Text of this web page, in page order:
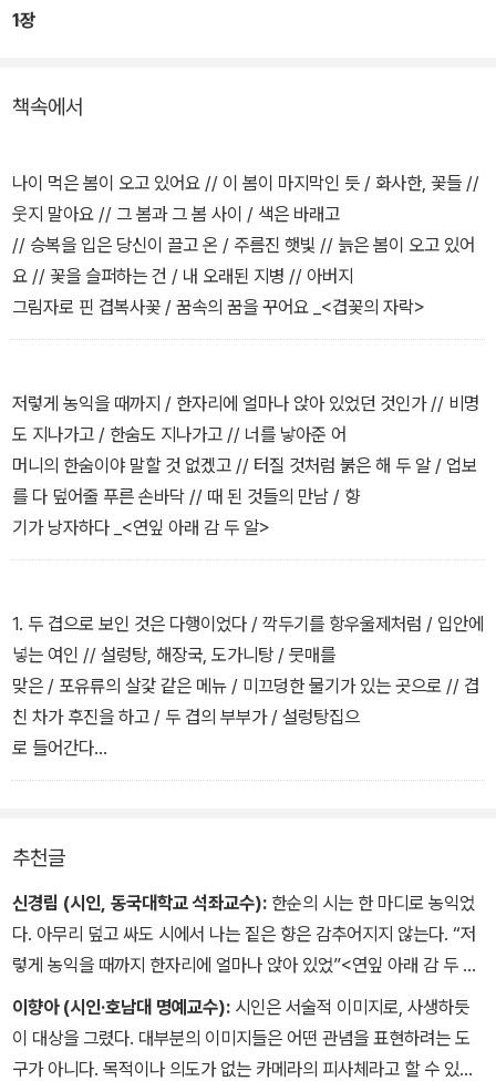
1장
책속에서
나이 먹은 봄이 오고 있어요 // 이 봄이 마지막인 듯 / 화사한, 꽃들 //
웃지 말아요 // 그 봄과 그 봄 사이 / 색은 바래고
// 승복을 입은 당신이 끌고 온 / 주름진 햇빛 // 늙은 봄이 오고 있어
요 // 꽃을 슬퍼하는 건 / 내 오래된 지병 // 아버지
그림자로 핀 겹복사꽃 / 꿈속의 꿈을 꾸어요 _<겹꽃의 자락>
저렇게 농익을 때까지 / 한자리에 얼마나 앉아 있었던 것인가 // 비명
도 지나가고 / 한숨도 지나가고 // 너를 낳아준 어
머니의 한숨이야 말할 것 없겠고 // 터질 것처럼 붉은 해 두 알 / 업보
를 다 덮어줄 푸른 손바닥 // 때 된 것들의 만남 / 향
기가 낭자하다 _<연잎 아래 감 두 알>
1. 두 겹으로 보인 것은 다행이었다 / 깍두기를 항우울제처럼 / 입안에
넣는 여인 // 설렁탕, 해장국, 도가니탕 / 뭇매를
맞은 / 포유류의 살갗 같은 메뉴 / 미끄덩한 물기가 있는 곳으로 // 겹
친 차가 후진을 하고 / 두 겹의 부부가 / 설렁탕집으
로 들어간다
을 수 없음이 // 문득 무서웠다, / 수면처럼 잔잔한 막 너머 / 저편 죽
음 // 들여다보던 살이 살 속으로 / 아, 그 태초를 감
싸는 양수의 / 막膜 _<막膜>
추천글
신경림 (시인, 동국대학교 석좌교수): 한순의 시는 한 마디로 농익었
다. 아무리 덮고 싸도 시에서 나는 짙은 향은 감추어지지 않는다. “저
렇게 농익을 때까지 한자리에 얼마나 앉아 있었”<연잎 아래 감 두 알
>을까 라는 탄식은 바로 자기 시를 나타내는 아주 적절한 표현이다.
그 짙은 향은 ‘향기롭다’라는 한 마디에 담아낼 수 있을 만큼 단순하고
소박한 내용의 것이 아니다. “새색시” 같은 맑고 깨끗한 것이 있는가
이향아 (시인·호남대 명예교수): 시인은 서술적 이미지로, 사생하듯
이 대상을 그렸다. 대부분의 이미지들은 어떤 관념을 표현하려는 도
구가 아니다. 목적이나 의도가 없는 카메라의 피사체라고 할 수 있다.